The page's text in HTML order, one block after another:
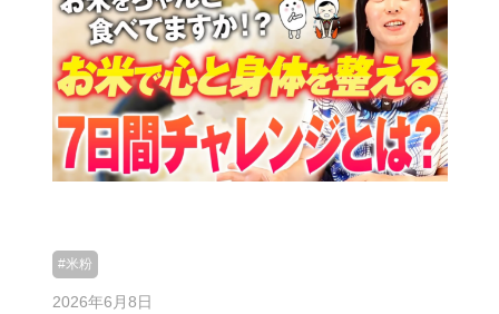
#米粉
2026年6月8日